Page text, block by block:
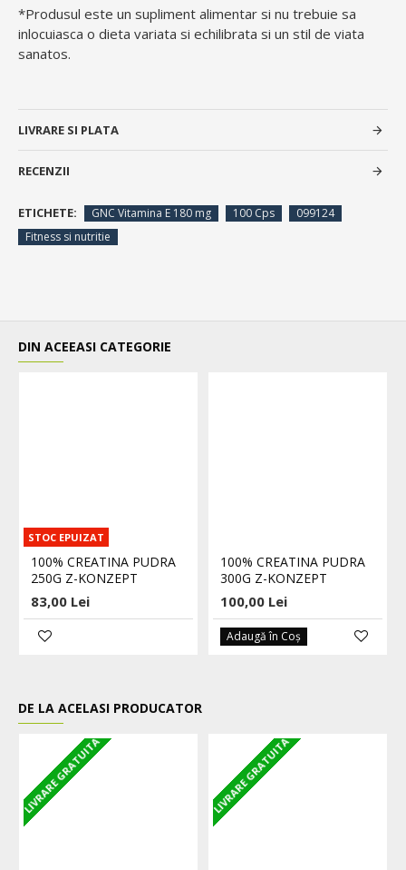
*Produsul este un supliment alimentar si nu trebuie sa
inlocuiasca o dieta variata si echilibrata si un stil de viata
sanatos.
LIVRARE SI PLATA
RECENZII
ETICHETE: GNC Vitamina E 180 mg 100 Cps
099124
Fitness si nutritie
DIN ACEEASI CATEGORIE
STOC EPUIZAT
100% CREATINA PUDRA
250G Z-KONZEPT
83,00 Lei
100% CREATINA PUDRA
300G Z-KONZEPT
100,00 Lei
Adaugă în Coş
DE LA ACELASI PRODUCATOR
LIVRARE GRATUITA LIVRARE GRATUITA